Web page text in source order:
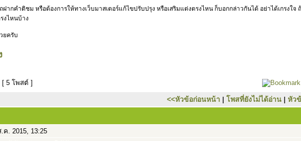
ากคำติชม หรือต้องการให้ทางเว็บมาสเตอร์แก้ไขปรับปรุง หรือเสริมแต่งตรงไหน ก็บอกกล่าวกันได้ อย่าได้เกรงใจ
งไหนบ้าง
ยครับ
[ 5 โพสต์ ]
<<หัวข้อก่อนหน้า | โพสที่ยังไม่ได้อ่าน | หัว
.ค. 2015, 13:25